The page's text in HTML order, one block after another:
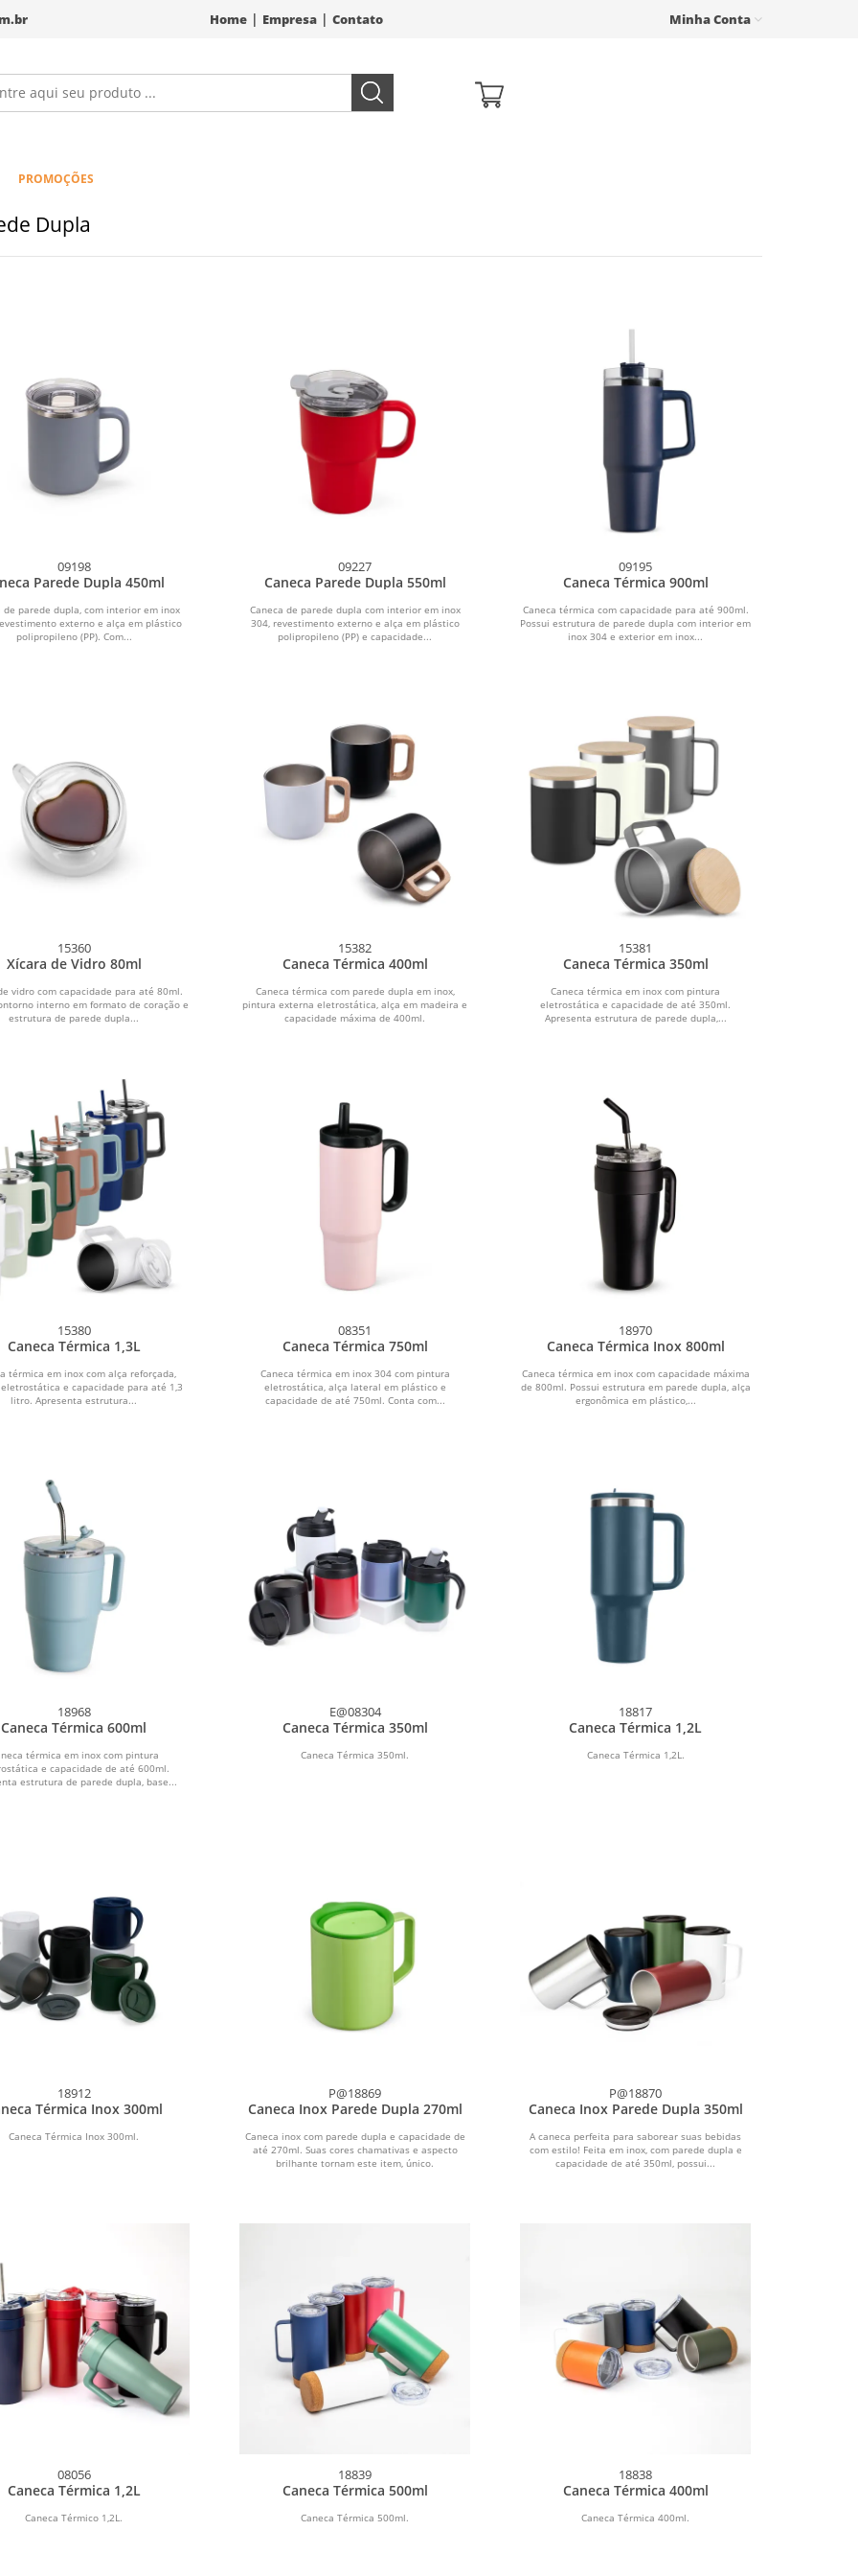
Home| Empresa| Contato Minha Conta
PROMOÇÕES
Dupla
09198
Parede Dupla 450ml
de parede dupla, com interior em inox
externo e alça em plástico
polipropileno (PP). Com...
09227
Caneca Parede Dupla 550ml
Caneca de parede dupla com interior em inox
304, revestimento externo e alça em plástico
polipropileno (PP) e capacidade...
09195
Caneca Térmica 900ml
Caneca térmica com capacidade para até 900ml.
Possui estrutura de parede dupla com interior em
inox 304 e exterior em inox...
15360
Xícara de Vidro 80ml
vidro com capacidade para até 80ml.
interno em formato de coração e
estrutura de parede dupla...
15382
Caneca Térmica 400ml
Caneca térmica com parede dupla em inox,
pintura externa eletrostática, alça em madeira e
capacidade máxima de 400ml.
15381
Caneca Térmica 350ml
Caneca térmica em inox com pintura
eletrostática e capacidade de até 350ml.
Apresenta estrutura de parede dupla,...
15380
Caneca Térmica 1,3L
térmica em inox com alça reforçada,
e capacidade para até 1,3
litro. Apresenta estrutura...
08351
Caneca Térmica 750ml
Caneca térmica em inox 304 com pintura
eletrostática, alça lateral em plástico e
capacidade de até 750ml. Conta com...
18970
Caneca Térmica Inox 800ml
Caneca térmica em inox com capacidade máxima
de 800ml. Possui estrutura em parede dupla, alça
ergonômica em plástico,...
18968
Caneca Térmica 600ml
térmica em inox com pintura
e capacidade de até 600ml.
estrutura de parede dupla, base...
E@08304
Caneca Térmica 350ml
Caneca Térmica 350ml.
18817
Caneca Térmica 1,2L
Caneca Térmica 1,2L.
18912
Térmica Inox 300ml
Caneca Térmica Inox 300ml.
P@18869
Caneca Inox Parede Dupla 270ml
Caneca inox com parede dupla e capacidade de
até 270ml. Suas cores chamativas e aspecto
brilhante tornam este item, único.
P@18870
Caneca Inox Parede Dupla 350ml
A caneca perfeita para saborear suas bebidas
com estilo! Feita em inox, com parede dupla e
capacidade de até 350ml, possui...
08056
Caneca Térmica 1,2L
Caneca Térmico 1,2L.
18839
Caneca Térmica 500ml
Caneca Térmica 500ml.
18838
Caneca Térmica 400ml
Caneca Térmica 400ml.